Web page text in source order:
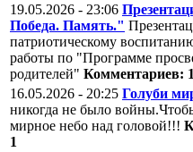
19.05.2026 - 23:06
Победа. Память."
патриотическому
работы по "Программе
родителей" Комментариев: 1
16.05.2026 - 20:25 Голуби
никогда не было
мирное небо над головой!!!
1